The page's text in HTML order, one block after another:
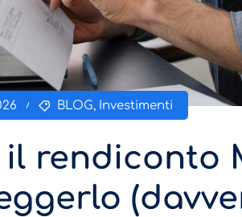
BLOG, Investimenti
rendiconto